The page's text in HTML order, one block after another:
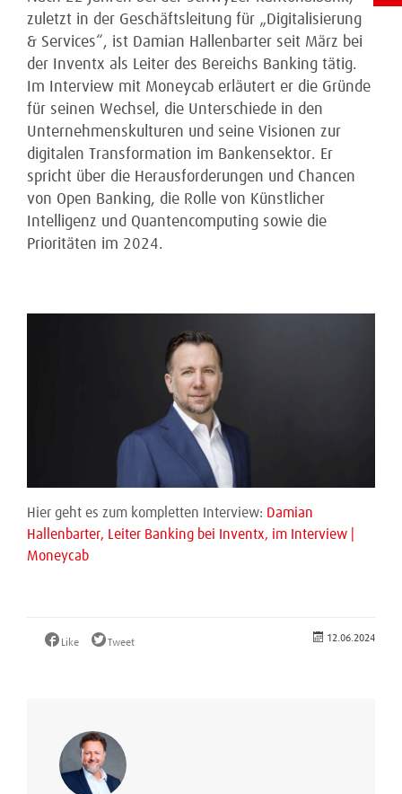
zuletzt in der Geschäftsleitung für „Digitalisierung
& Services“, ist Damian Hallenbarter seit März bei
der Inventx als Leiter des Bereichs Banking tätig.
Im Interview mit Moneycab erläutert er die Gründe
für seinen Wechsel, die Unterschiede in den
Unternehmenskulturen und seine Visionen zur
digitalen Transformation im Bankensektor. Er
spricht über die Herausforderungen und Chancen
von Open Banking, die Rolle von Künstlicher
Intelligenz und Quantencomputing sowie die
Prioritäten im 2024.
Hier geht es zum kompletten Interview: Damian
Hallenbarter, Leiter Banking bei Inventx, im Interview |
Moneycab
Like Tweet 12.06.2024